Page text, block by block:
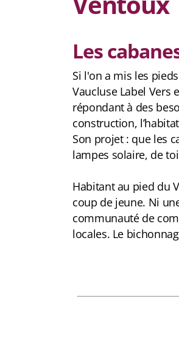
Les
Si l'on a mis les
Vaucluse Label Vers
répondant à des
construction,
Son projet : que les
lampes solaire, de
Habitant au pied du
coup de jeune. Ni
communauté de
locales. Le